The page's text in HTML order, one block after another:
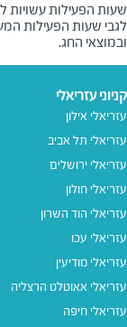
שעות הפעילות עשויות
לגבי שעות הפעילות
ובמוצאי החג.
קניוני עזריאלי
עזריאלי אילון
עזריאלי תל אביב
עזריאלי ירושלים
עזריאלי חולון
עזריאלי הוד השרון
עזריאלי עכו
עזריאלי מודיעין
עזריאלי אאוטלט הרצליה
עזריאלי חיפה